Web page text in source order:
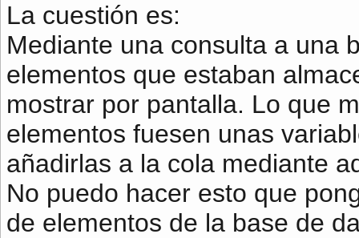
La cuestión es:
Mediante una consulta a una
elementos que estaban
mostrar por pantalla. Lo que
elementos fuesen unas
añadirlas a la cola mediante
No puedo hacer esto que
de elementos de la base de